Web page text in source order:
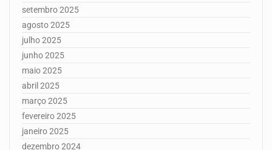
setembro 2025
agosto 2025
julho 2025
junho 2025
maio 2025
abril 2025
março 2025
fevereiro 2025
janeiro 2025
dezembro 2024